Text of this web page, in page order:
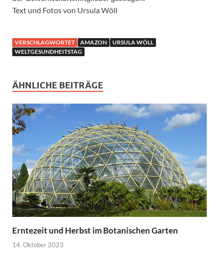
Text und Fotos von Ursula Wöll
VERSCHLAGWORTET AMAZON
URSULA WÖLL
WELTGESUNDHEITSTAG
ÄHNLICHE BEITRÄGE
Erntezeit und Herbst im Botanischen Garten
14. Oktober 2023